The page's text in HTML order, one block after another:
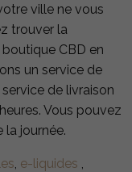
ville ne vous
trouver la
CBD en
un service de
de livraison
Vous pouvez
journée.
e-liquides